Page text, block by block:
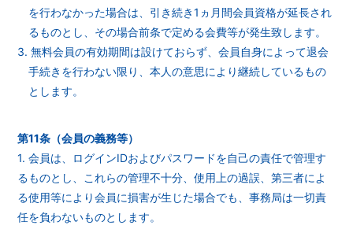
を行わなかった場合は、引き続き1ヵ月間会員資格が延長され
るものとし、その場合前条で定める会費等が発生致します。
3. 無料会員の有効期間は設けておらず、会員自身によって退会
手続きを行わない限り、本人の意思により継続しているもの
とします。
第11条（会員の義務等）
1. 会員は、ログインIDおよびパスワードを自己の責任で管理す
るものとし、これらの管理不十分、使用上の過誤、第三者によ
る使用等により会員に損害が生じた場合でも、事務局は一切責
任を負わないものとします。